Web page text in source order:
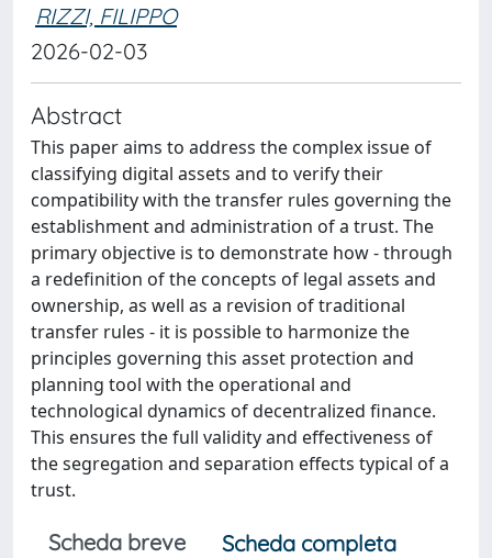
RIZZI, FILIPPO
2026-02-03
Abstract
This paper aims to address the complex issue of
classifying digital assets and to verify their
compatibility with the transfer rules governing the
establishment and administration of a trust. The
primary objective is to demonstrate how - through
a redefinition of the concepts of legal assets and
ownership, as well as a revision of traditional
transfer rules - it is possible to harmonize the
principles governing this asset protection and
planning tool with the operational and
technological dynamics of decentralized finance.
This ensures the full validity and effectiveness of
the segregation and separation effects typical of a
trust.
Scheda breve
Scheda completa